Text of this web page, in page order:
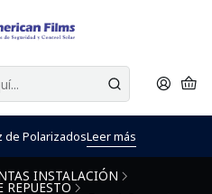
de PolarizadosLeer más
INSTALACIÓN
REPUESTO